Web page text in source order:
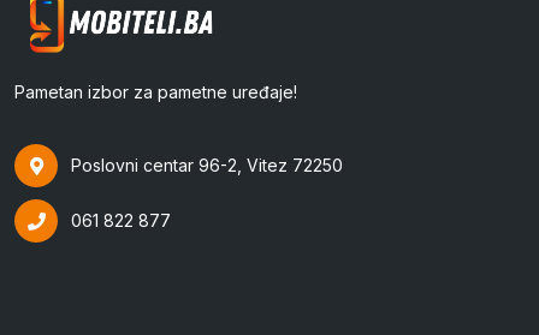
Pametan izbor za pametne uređaje!
Poslovni centar 96-2, Vitez 72250
061 822 877